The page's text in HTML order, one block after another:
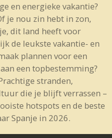
en energieke vakantie?
je nou zin hebt in zon,
dit land heeft voor
de leukste vakantie- en
plannen voor een
een topbestemming?
stranden,
die je blijft verrassen –
hotspots en de beste
Spanje in 2026.